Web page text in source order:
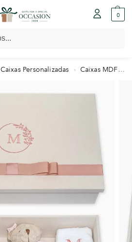
0
Caixas Personalizadas » Caixas MDF